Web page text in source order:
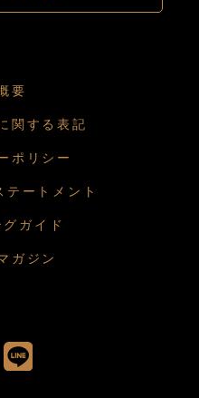
要
関する表記
ポリシー
ートメント
ガイド
ガジン